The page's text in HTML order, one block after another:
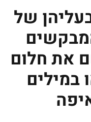
של
את חלום
במילים